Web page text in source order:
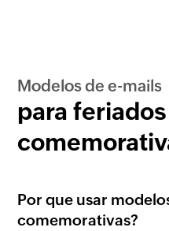
Modelos de e-mails
para
Por que usar
comemorativas?